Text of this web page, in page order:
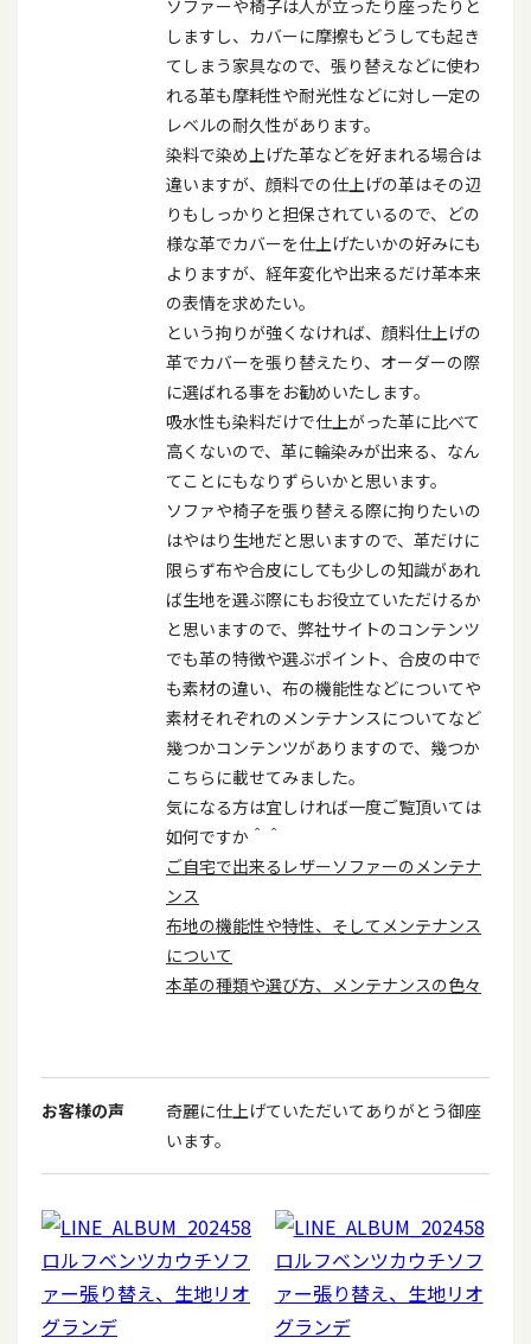
ソファーや椅子は人が立ったり座ったりと
しますし、カバーに摩擦もどうしても起き
てしまう家具なので、張り替えなどに使わ
れる革も摩耗性や耐光性などに対し一定の
レベルの耐久性があります。
染料で染め上げた革などを好まれる場合は
違いますが、顔料での仕上げの革はその辺
りもしっかりと担保されているので、どの
様な革でカバーを仕上げたいかの好みにも
よりますが、経年変化や出来るだけ革本来
の表情を求めたい。
という拘りが強くなければ、顔料仕上げの
革でカバーを張り替えたり、オーダーの際
に選ばれる事をお勧めいたします。
吸水性も染料だけで仕上がった革に比べて
高くないので、革に輪染みが出来る、なん
てことにもなりずらいかと思います。
ソファや椅子を張り替える際に拘りたいの
はやはり生地だと思いますので、革だけに
限らず布や合皮にしても少しの知識があれ
ば生地を選ぶ際にもお役立ていただけるか
と思いますので、弊社サイトのコンテンツ
でも革の特徴や選ぶポイント、合皮の中で
も素材の違い、布の機能性などについてや
素材それぞれのメンテナンスについてなど
幾つかコンテンツがありますので、幾つか
こちらに載せてみました。
気になる方は宜しければ一度ご覧頂いては
如何ですか＾＾
ご自宅で出来るレザーソファーのメンテナ
ンス
布地の機能性や特性、そしてメンテナンス
について
本革の種類や選び方、メンテナンスの色々
お客様の声
奇麗に仕上げていただいてありがとう御座
います。